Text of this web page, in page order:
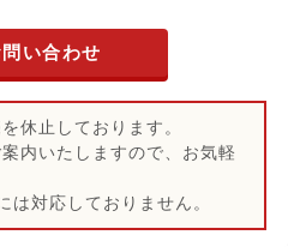
い合わせ
休止しております。
内いたしますので、お気軽
対応しておりません。